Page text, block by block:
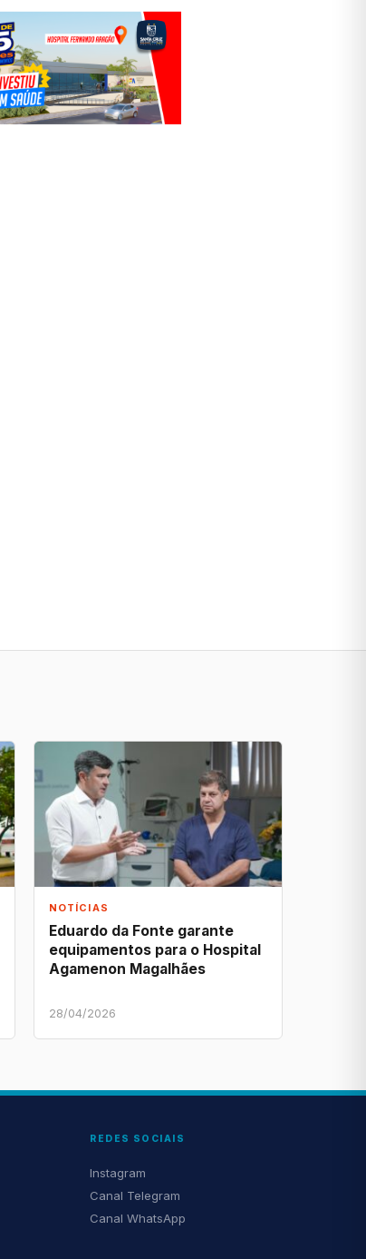
NOTÍCIAS
Eduardo da Fonte garante
equipamentos para o Hospital
Agamenon Magalhães
28/04/2026
REDES SOCIAIS
Instagram
Canal Telegram
Canal WhatsApp